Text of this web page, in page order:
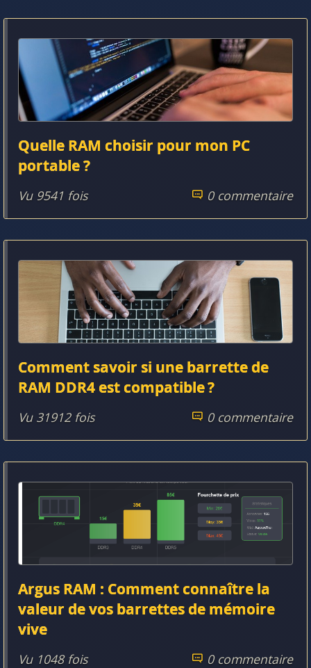
Quelle RAM choisir pour mon PC
portable ?
Vu 9541 fois 0 commentaire
Comment savoir si une barrette de
RAM DDR4 est compatible ?
Vu 31912 fois 0 commentaire
Argus RAM : Comment connaître la
valeur de vos barrettes de mémoire
vive
Vu 1048 fois 0 commentaire